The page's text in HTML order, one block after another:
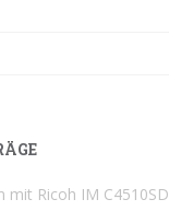
mit Ricoh IM C4510SD